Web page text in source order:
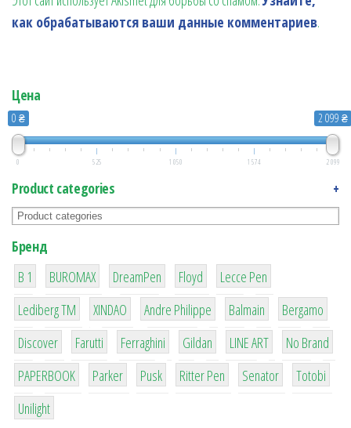
как обрабатываются ваши данные комментариев.
Цена
0 ₴ 2 099 ₴
0 525 1 050 1 574 2 099
Product categories +
Бренд
B 1
1
BUROMAX
1
DreamPen
2
Floyd
2
Lecce Pen
3
Lediberg ТМ
3
XINDAO
1
Andre Philippe
4
Balmain
26
Bergamo
64
Discover
299
Farutti
4
Ferraghini
42
Gildan
4
LINE ART
90
No Brand
8
PAPERBOOK
6
Parker
2
Pusk
22
Ritter Pen
15
Senator
43
Totobi
1
Unilight